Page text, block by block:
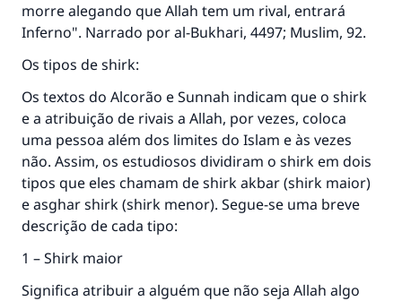
morre alegando que Allah tem um rival, entrará
Inferno". Narrado por al-Bukhari, 4497; Muslim, 92.
Os tipos de shirk:
Os textos do Alcorão e Sunnah indicam que o shirk
e a atribuição de rivais a Allah, por vezes, coloca
uma pessoa além dos limites do Islam e às vezes
não. Assim, os estudiosos dividiram o shirk em dois
tipos que eles chamam de shirk akbar (shirk maior)
e asghar shirk (shirk menor). Segue-se uma breve
descrição de cada tipo:
1 – Shirk maior
Significa atribuir a alguém que não seja Allah algo